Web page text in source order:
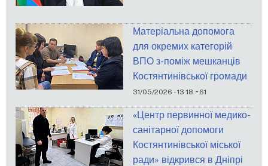
Матеріальна допомога
для окремих категорій
ВПО з-поміж мешканців
Костянтинівської громади
31/05/2026 - 13:18 - 61
«Центр первинної медико-
санітарної допомоги
Костянтинівської міської
ради» відкрився в Дніпрі